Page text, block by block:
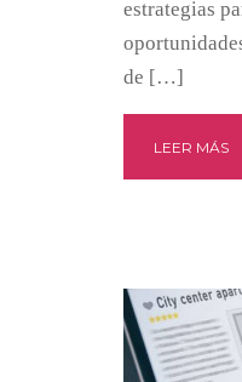
estrategias
de […]
LEER MÁS